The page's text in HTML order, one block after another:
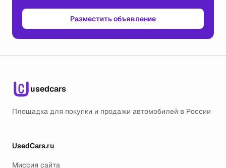
Разместить объявление
usedcars
Площадка для покупки и продажи автомобилей в России
UsedCars.ru
Миссия сайта